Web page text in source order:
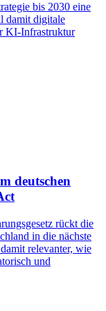
bis 2030 eine
damit digitale
KI-Infrastruktur
deutschen
rückt die
in die nächste
relevanter, wie
und